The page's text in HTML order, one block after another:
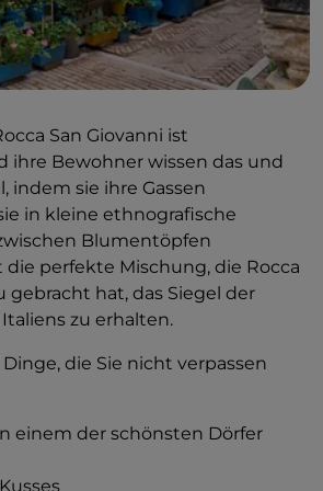
das sich noch in Ihrem
hat, können Sie zum Auto
in Richtung des historischen
Vito Chietino im oberen Teil des
Gassen, befinden sich die bunten
für die Dörfer am Meer sind.
und Stühle aus bemaltem Holz,
alles begleitet von einer Ruhe,
kann.
der Altstadt, dem Corso
der Kirche San Francesco,
Guglielmo Marconi wird
Terrasse der Adria
dem Meer kann man auch die
und den Gran Sasso d'Italia.
das sicherlich ein Foto
San Giovanni ist
ihre Bewohner wissen das und
indem sie ihre Gassen
in kleine ethnografische
Blumentöpfen
die perfekte Mischung, die Rocca
gebracht hat, das Siegel der
zu erhalten.
die Sie nicht verpassen
einem der schönsten Dörfer